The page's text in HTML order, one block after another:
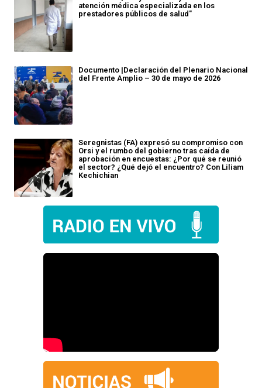
atención médica especializada en los
prestadores públicos de salud"
Documento |Declaración del Plenario Nacional
del Frente Amplio – 30 de mayo de 2026
Seregnistas (FA) expresó su compromiso con
Orsi y el rumbo del gobierno tras caída de
aprobación en encuestas: ¿Por qué se reunió
el sector? ¿Qué dejó el encuentro? Con Liliam
Kechichian